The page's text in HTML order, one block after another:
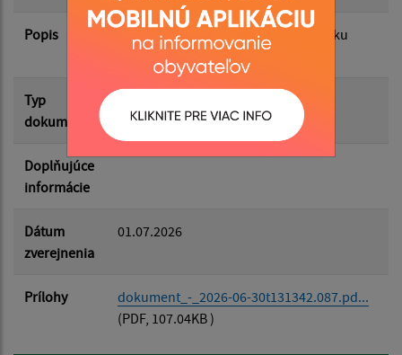
Filtrovať Reset
Popis
Čas zvýšeného nebezpečenstva vzniku
požiaru
Typ
dokumentu
Doplňujúce
informácie
Dátum
zverejnenia
01.07.2026
Prílohy
dokument_-_2026-06-30t131342.087.pd...
(PDF, 107.04KB )